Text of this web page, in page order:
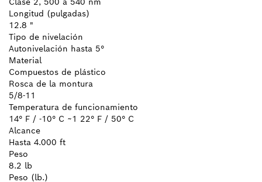
Longitud (pulgadas)
12.8 "
Tipo de nivelación
Autonivelación hasta 5°
Material
Compuestos de plástico
Rosca de la montura
5/8-11
Temperatura de funcionamiento
14° F / -10° C ~1 22° F / 50° C
Alcance
Hasta 4.000 ft
Peso
8.2 lb
Peso (lb.)